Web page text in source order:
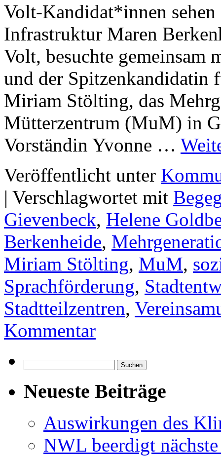
Volt-Kandidat*innen
Infrastruktur Maren
Volt, besuchte gemeinsam
und der Spitzenkandidatin
Miriam Stölting, das
Mütterzentrum (MuM) in
Vorständin Yvonne …
Veröffentlicht unter
| Verschlagwortet mit
Gievenbeck, Helene
Berkenheide,
Miriam Stölting, MuM,
Sprachförderung,
Stadtteilzentren,
Kommentar
nach:
Neueste Beiträge
Auswirkungen des
NWL beerdigt